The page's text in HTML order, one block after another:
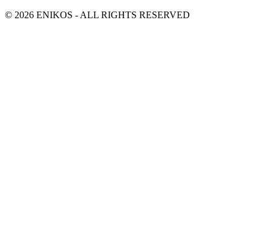
© 2026 ENIKOS - ALL RIGHTS RESERVED